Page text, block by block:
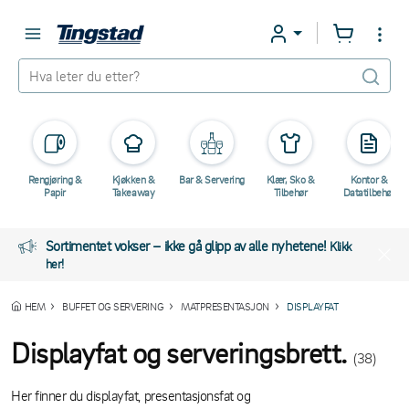
Rengjøring &
Papir
Kjøkken &
Takeaway
Bar & Servering
Klær, Sko &
Tilbehør
Kontor &
Datatilbehør
Sortimentet vokser – ikke gå glipp av alle nyhetene! Klikk
her!
HEM BUFFET OG SERVERING MATPRESENTASJON DISPLAYFAT
Displayfat og serveringsbrett. (38)
Her finner du displayfat, presentasjonsfat og